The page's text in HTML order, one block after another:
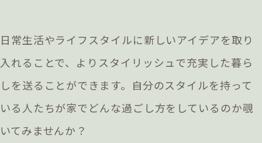
日常生活やライフスタイルに新しいアイデアを取り
入れることで、よりスタイリッシュで充実した暮ら
しを送ることができます。自分のスタイルを持って
いる人たちが家でどんな過ごし方をしているのか覗
いてみませんか？